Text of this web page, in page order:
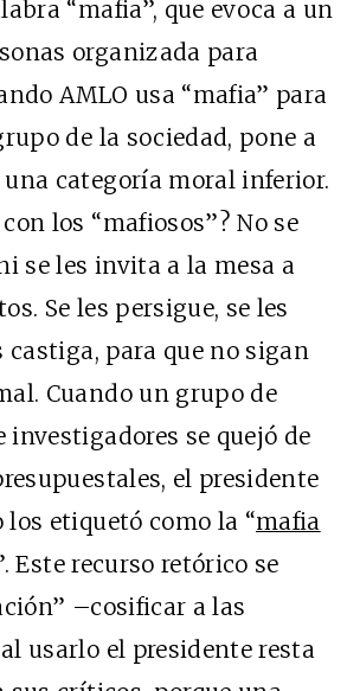
“mafia”, que evoca a un
organizada para
AMLO usa “mafia” para
de la sociedad, pone a
una categoría moral inferior.
con los “mafiosos”? No se
se les invita a la mesa a
Se les persigue, se les
castiga, para que no sigan
Cuando un grupo de
investigadores se quejó de
el presidente
etiquetó como la “mafia
Este recurso retórico se
–cosificar a las
usarlo el presidente resta